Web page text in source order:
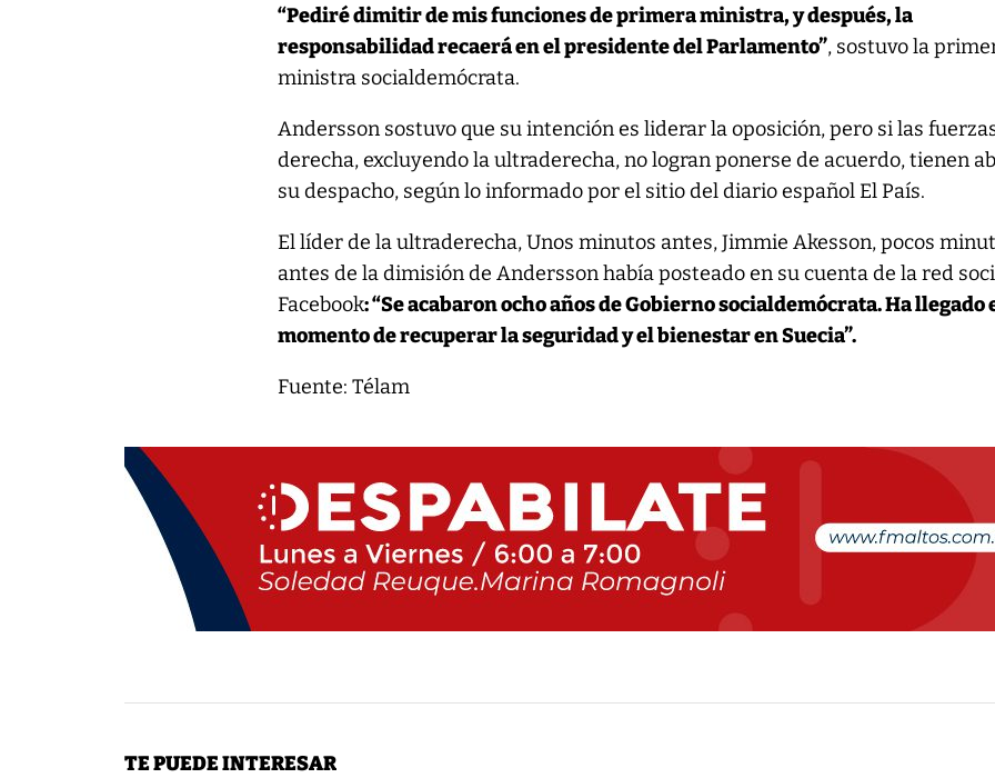
“Pediré dimitir de mis funciones de primera ministra, y después, la
responsabilidad recaerá en el presidente del Parlamento”, sostuvo la
ministra socialdemócrata.
Andersson sostuvo que su intención es liderar la oposición, pero si las
derecha, excluyendo la ultraderecha, no logran ponerse de acuerdo, tienen
su despacho, según lo informado por el sitio del diario español El País.
El líder de la ultraderecha, Unos minutos antes, Jimmie Akesson, pocos
antes de la dimisión de Andersson había posteado en su cuenta de la red
Facebook: “Se acabaron ocho años de Gobierno socialdemócrata. Ha llegado
momento de recuperar la seguridad y el bienestar en Suecia”.
Fuente: Télam
TE PUEDE INTERESAR